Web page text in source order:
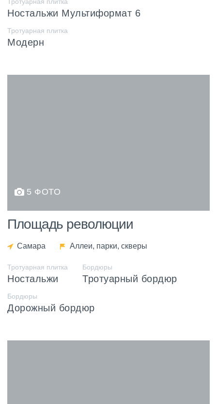
Тротуарная плитка
Ностальжи Мультиформат 6
Тротуарная плитка
Модерн
5 ФОТО
Площадь революции
Самара Аллеи, парки, скверы
Тротуарная плитка
Ностальжи
Бордюры
Тротуарный бордюр
Бордюры
Дорожный бордюр